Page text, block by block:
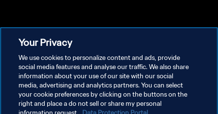
Your Privacy
We use cookies to personalize content and ads, provide
social media features and analyse our traffic. We also share
information about your use of our site with our social
media, advertising and analytics partners. You can select
your cookie preferences by clicking on the buttons on the
right and place a do not sell or share my personal